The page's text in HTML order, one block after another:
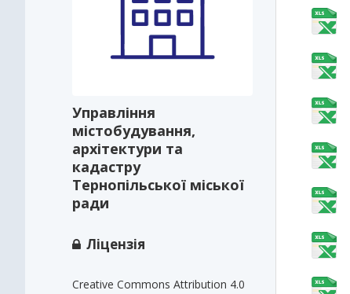
Управління
містобудування,
архітектури та
кадастру
Тернопільської міської
ради
Ліцензія
Creative Commons Attribution 4.0